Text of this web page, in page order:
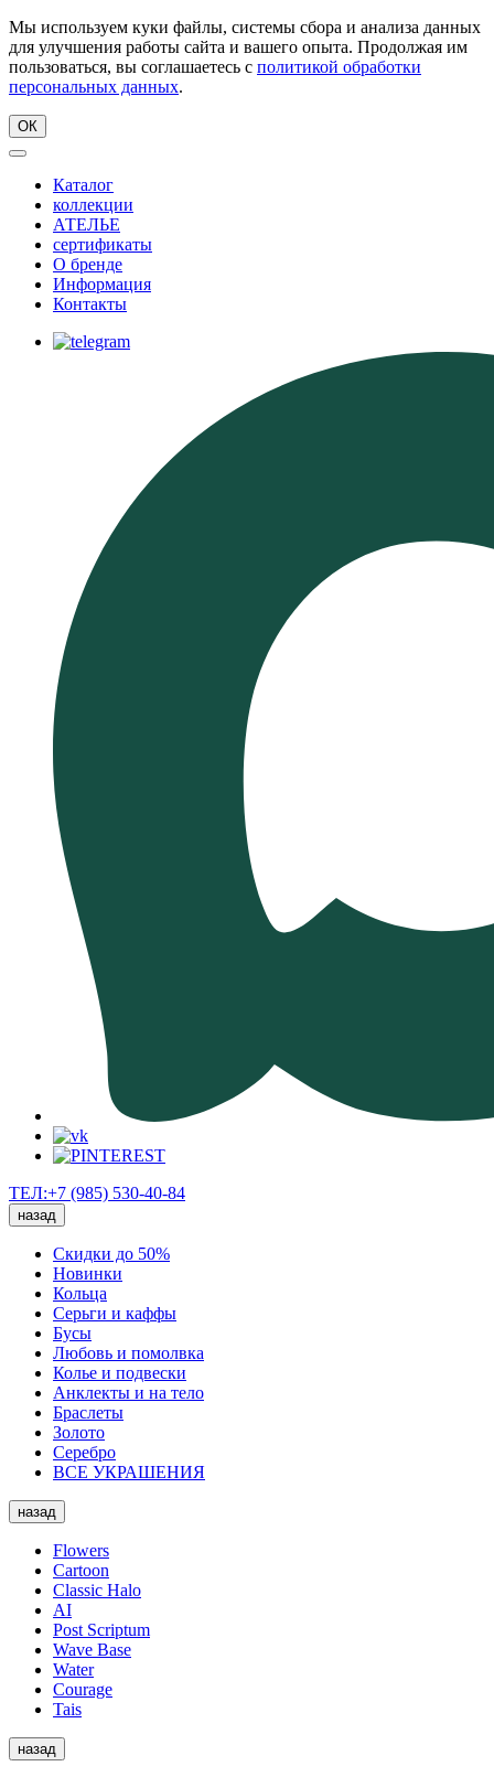
Мы используем куки файлы, системы сбора и анализа данных
для улучшения работы сайта и вашего опыта. Продолжая им
пользоваться, вы соглашаетесь с политикой обработки
персональных данных.
ОК
Каталог
коллекции
АТЕЛЬЕ
сертификаты
О бренде
Информация
Контакты
ТЕЛ:+7 (985) 530-40-84
назад
Скидки до 50%
Новинки
Кольца
Серьги и каффы
Бусы
Любовь и помолвка
Колье и подвески
Анклекты и на тело
Браслеты
Золото
Серебро
ВСЕ УКРАШЕНИЯ
назад
Flowers
Cartoon
Classic Halo
AI
Post Scriptum
Wave Base
Water
Courage
Tais
назад